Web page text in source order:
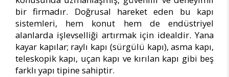
bir firmadır. Doğrusal hareket eden bu kapı
sistemleri, hem konut hem de endüstriyel
alanlarda işlevselliği artırmak için idealdir. Yana
kayar kapılar; raylı kapı (sürgülü kapı), asma kapı,
teleskopik kapı, uçan kapı ve kırılan kapı gibi beş
farklı yapı tipine sahiptir.